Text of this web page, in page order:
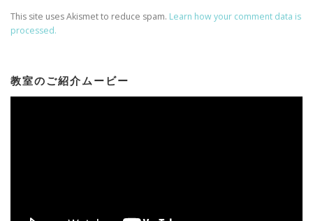
This site uses Akismet to reduce spam. Learn how your comment data is
processed.
教室のご紹介ムービー